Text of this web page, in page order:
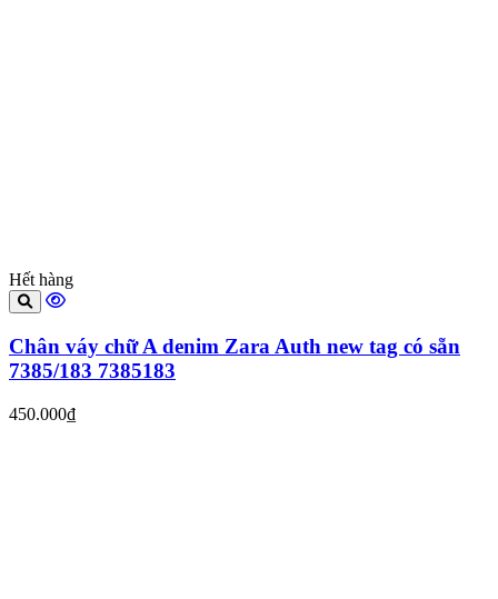
Hết hàng
Chân váy chữ A denim Zara Auth new tag có sẵn
7385/183 7385183
450.000₫